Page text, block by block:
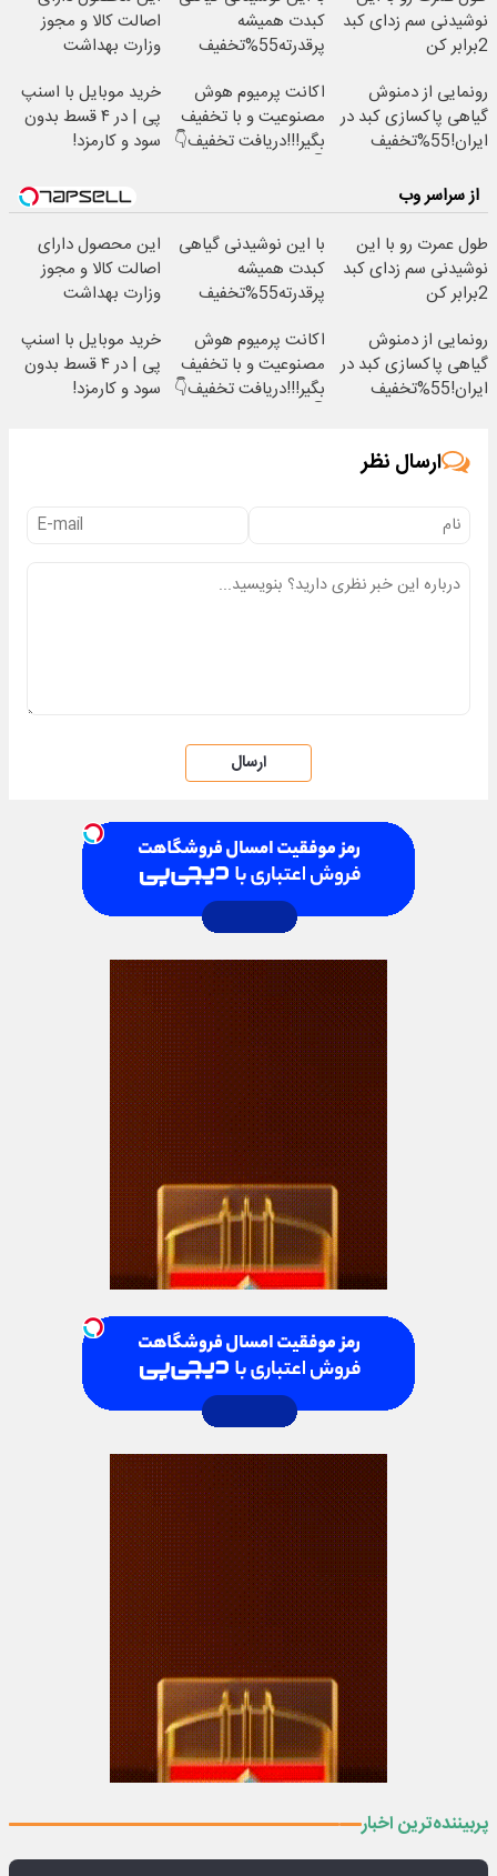
نوشیدنی سم زدای کبد
2برابر کن
کبدت همیشه
پرقدرته55%تخفیف
اصالت کالا و مجوز
وزارت بهداشت
رونمایی از دمنوش
گیاهی پاکسازی کبد در
ایران!55%تخفیف
اکانت پرمیوم هوش
مصنوعیت و با تخفیف
بگیر!!!دریافت تخفیف👇
خرید موبایل با اسنپ
پی | در ۴ قسط بدون
سود و کارمزد!
از سراسر وب
طول عمرت رو با این
نوشیدنی سم زدای کبد
2برابر کن
با این نوشیدنی گیاهی
کبدت همیشه
پرقدرته55%تخفیف
این محصول دارای
اصالت کالا و مجوز
وزارت بهداشت
رونمایی از دمنوش
گیاهی پاکسازی کبد در
ایران!55%تخفیف
اکانت پرمیوم هوش
مصنوعیت و با تخفیف
بگیر!!!دریافت تخفیف👇
خرید موبایل با اسنپ
پی | در ۴ قسط بدون
سود و کارمزد!
ارسال نظر
ارسال
پربیننده‌ترین اخبار